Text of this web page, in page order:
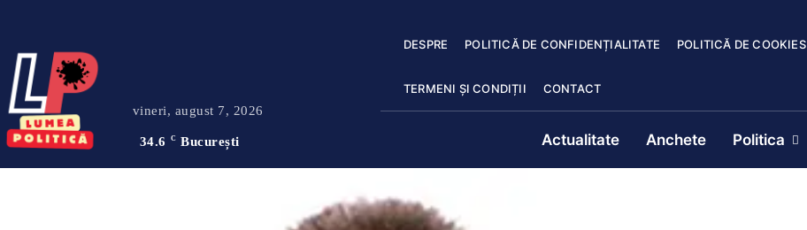
vineri, august 7, 2026
34.6 C București
DESPRE POLITICĂ DE CONFIDENȚIALITATE POLITICĂ DE COOKIES
TERMENI ȘI CONDIȚII CONTACT
Actualitate Anchete Politica